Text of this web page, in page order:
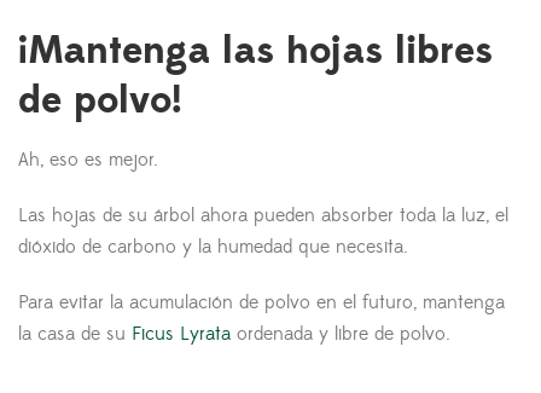
¡Mantenga las hojas libres
de polvo!
Ah, eso es mejor.
Las hojas de su árbol ahora pueden absorber toda la luz, el
dióxido de carbono y la humedad que necesita.
Para evitar la acumulación de polvo en el futuro, mantenga
la casa de su Ficus Lyrata ordenada y libre de polvo.